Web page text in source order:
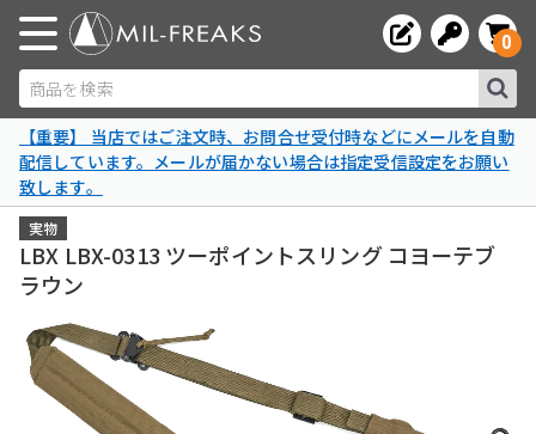
商品を検索
0
【重要】 当店ではご注文時、お問合せ受付時などにメールを自動
配信しています。メールが届かない場合は指定受信設定をお願い
致します。
実物
LBX LBX-0313 ツーポイントスリング コヨーテブ
ラウン